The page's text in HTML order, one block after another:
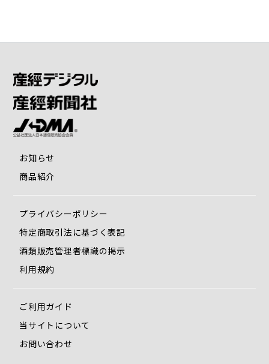
お知らせ
商品紹介
プライバシーポリシー
特定商取引法に基づく表記
酒類販売管理者標識の掲示
利用規約
ご利用ガイド
当サイトについて
お問い合わせ